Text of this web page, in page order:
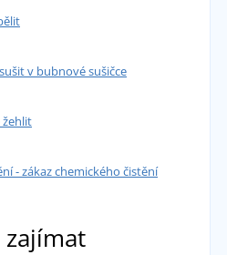
v bubnové sušičce
žehlit
- zákaz chemického čistění
zajímat